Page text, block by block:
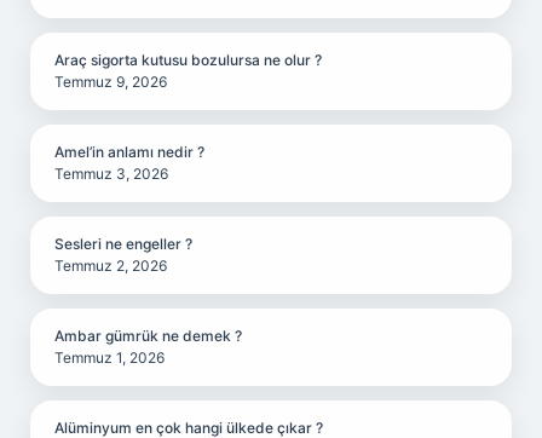
Araç sigorta kutusu bozulursa ne olur ?
Temmuz 9, 2026
Amel’in anlamı nedir ?
Temmuz 3, 2026
Sesleri ne engeller ?
Temmuz 2, 2026
Ambar gümrük ne demek ?
Temmuz 1, 2026
Alüminyum en çok hangi ülkede çıkar ?